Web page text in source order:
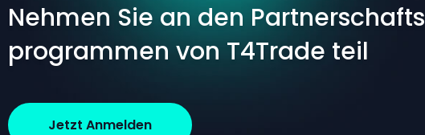
Nehmen Sie an den Partnerschafts
programmen von T4Trade teil
Jetzt Anmelden